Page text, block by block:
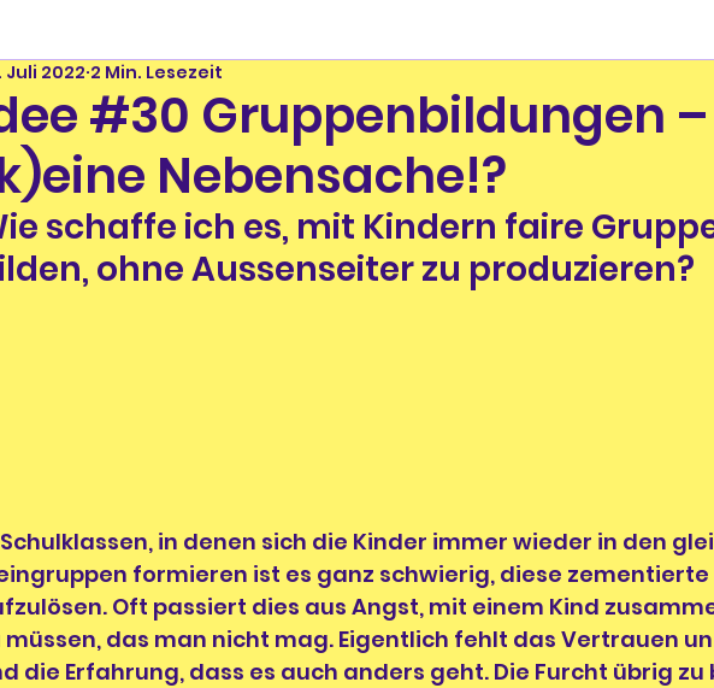
#30 Gruppenbildungen –
Nebensache!?
Juli 2022 2 Min. Lesezeit
schaffe ich es, mit Kindern faire
ohne Aussenseiter zu produzieren?
in denen sich die Kinder immer wieder in den
formieren ist es ganz schwierig, diese
Oft passiert dies aus Angst, mit einem Kind
müssen, das man nicht mag. Eigentlich fehlt das Vertrauen
die Erfahrung, dass es auch anders geht. Die Furcht übrig